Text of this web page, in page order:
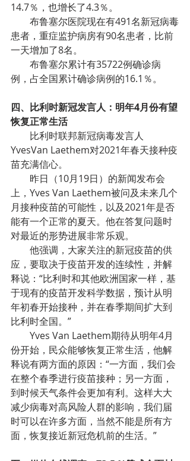
14.7％，也增长了4.3％。
布鲁塞尔医院现在有491名新冠病毒
患者，重症监护病房有90名患者，比前
一天增加了8名。
布鲁塞尔累计有35722例确诊病
例，占全国累计确诊病例的16.1％。
四、比利时新冠发言人：明年4月份有望
恢复正常生活
比利时联邦新冠病毒发言人
YvesVan Laethem对2021年春天接种疫
苗充满信心。
昨日（10月19日）的新闻发布会
上，Yves Van Laethem被问及未来几个
月接种疫苗的可能性，以及2021年是否
能有一个正常的夏天。他在答复问题时
对最近的形势进展非常乐观。
他强调，大家关注的新冠疫苗的供
应，要取决于疫苗开发的连续性，并解
释说：“比利时和其他欧洲国家一样，基
于现有的疫苗开发科学数据，预计从明
年初春开始接种，并在春季期间扩大到
比利时全国。”
Yves Van Laethem期待从明年4月
份开始，民众能够恢复正常生活，他解
释说有两方面的原因：“一方面，我们会
在整个春季进行疫苗接种；另一方面，
到时候天气条件会更加有利。这样大大
减少病毒对高风险人群的影响，我们届
时可以在许多方面，当然不能是所有方
面，恢复接近新冠危机前的生活。”